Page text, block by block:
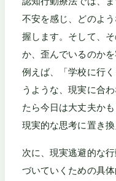
不安を感じ、どのよ
握します。そして、
か、歪んでいるのかを
例えば、「学校に行
うような、現実に合
たら今日は大丈夫か
現実的な思考に置き
次に、現実逃避的な
づいていくための具